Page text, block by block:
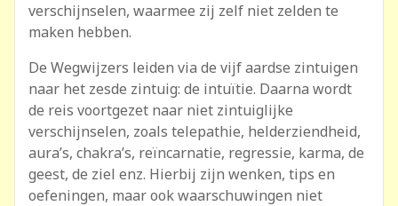
verschijnselen, waarmee zij zelf niet zelden te
maken hebben.
De Wegwijzers leiden via de vijf aardse zintuigen
naar het zesde zintuig: de intuïtie. Daarna wordt
de reis voortgezet naar niet zintuiglijke
verschijnselen, zoals telepathie, helderziendheid,
aura’s, chakra’s, reïncarnatie, regressie, karma, de
geest, de ziel enz. Hierbij zijn wenken, tips en
oefeningen, maar ook waarschuwingen niet